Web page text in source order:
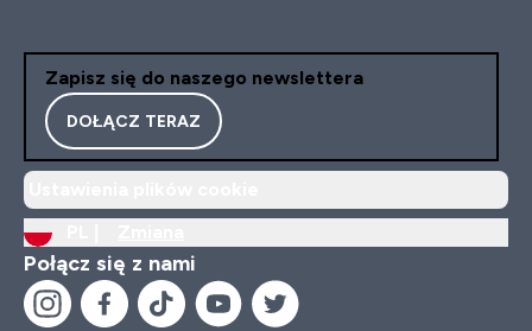
Zapisz się do naszego newslettera
DOŁĄCZ TERAZ
Połącz się z nami